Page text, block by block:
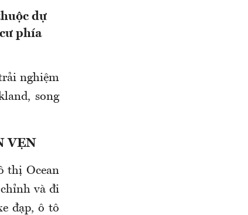
dự
phía
nghiệm
song
VẸN
thị Ocean
và đi
đạp, ô tô